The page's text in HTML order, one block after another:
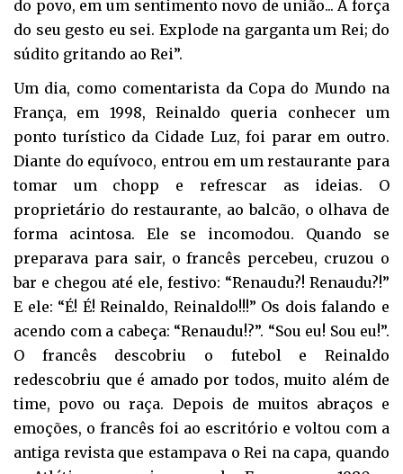
do povo, em um sentimento novo de união... A força
do seu gesto eu sei. Explode na garganta um Rei; do
súdito gritando ao Rei”.
Um dia, como comentarista da Copa do Mundo na
França, em 1998, Reinaldo queria conhecer um
ponto turístico da Cidade Luz, foi parar em outro.
Diante do equívoco, entrou em um restaurante para
tomar um chopp e refrescar as ideias. O
proprietário do restaurante, ao balcão, o olhava de
forma acintosa. Ele se incomodou. Quando se
preparava para sair, o francês percebeu, cruzou o
bar e chegou até ele, festivo: “Renaudu?! Renaudu?!”
E ele: “É! É! Reinaldo, Reinaldo!!!” Os dois falando e
acendo com a cabeça: “Renaudu!?”. “Sou eu! Sou eu!”.
O francês descobriu o futebol e Reinaldo
redescobriu que é amado por todos, muito além de
time, povo ou raça. Depois de muitos abraços e
emoções, o francês foi ao escritório e voltou com a
antiga revista que estampava o Rei na capa, quando